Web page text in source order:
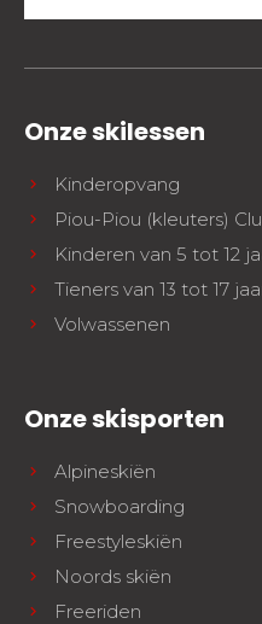
Onze skilessen
Kinderopvang
Piou-Piou (kleuters)
Kinderen van 5 tot 12
Tieners van 13 tot 17
Volwassenen
Onze skisporten
Alpineskiën
Snowboarding
Freestyleskiën
Noords skiën
Freeriden